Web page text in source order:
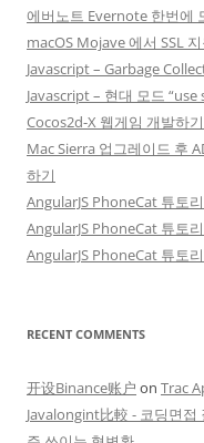
에버노트 Evernote 한번에
macOS Mojave 에서 SSL
Javascript – Garbage
Javascript – 현대 모드 “use
Cocos2d-X 웹게임 개발하
Mac Sierra 업그레이드 후
하기
AngularJS PhoneCat 튜토
AngularJS PhoneCat 튜토
AngularJS PhoneCat 튜토
RECENT COMMENTS
开设Binance账户 on Trac
Javalongint比較 - 코딩면